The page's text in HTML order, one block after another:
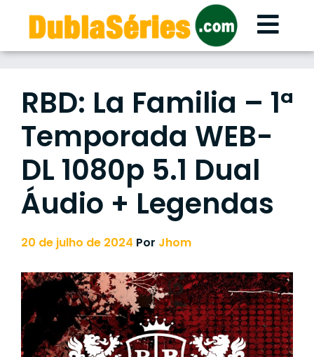
content
RBD: La Familia – 1ª
Temporada WEB-
DL 1080p 5.1 Dual
Áudio + Legendas
20 de julho de 2024 Por Jhom